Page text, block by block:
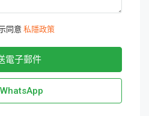
同意 私隱政策
電子郵件
WhatsApp